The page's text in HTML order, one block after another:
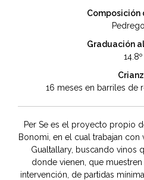
Composición
Graduación
14.8º
16 meses en barriles de
Per Se es el proyecto propio
Bonomi, en el cual trabajan
Gualtallary, buscando vinos
donde vienen, que
intervención, de partidas